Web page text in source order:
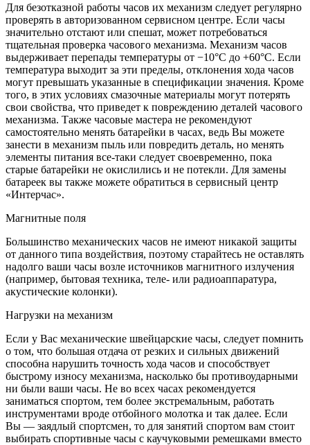
Для безотказной работы часов их механизм следует регулярно
проверять в авторизованном сервисном центре. Если часы
значительно отстают или спешат, может потребоваться
тщательная проверка часового механизма. Механизм часов
выдерживает перепады температуры от −10°C до +60°C. Если
температура выходит за эти пределы, отклонения хода часов
могут превышать указанные в спецификации значения. Кроме
того, в этих условиях смазочные материалы могут потерять
свои свойства, что приведет к повреждению деталей часового
механизма. Также часовые мастера не рекомендуют
самостоятельно менять батарейки в часах, ведь Вы можете
занести в механизм пыль или повредить деталь, но менять
элементы питания все-таки следует своевременно, пока
старые батарейки не окислились и не потекли. Для замены
батареек вы также можете обратиться в сервисный центр
«Интерчас».
Магнитные поля
Большинство механических часов не имеют никакой защиты
от данного типа воздействия, поэтому старайтесь не оставлять
надолго ваши часы возле источников магнитного излучения
(например, бытовая техника, теле- или радиоаппаратура,
акустические колонки).
Нагрузки на механизм
Если у Вас механические швейцарские часы, следует помнить
о том, что большая отдача от резких и сильных движений
способна нарушить точность хода часов и способствует
быстрому износу механизма, насколько бы противоударными
ни были ваши часы. Не во всех часах рекомендуется
заниматься спортом, тем более экстремальным, работать
инструментами вроде отбойного молотка и так далее. Если
Вы — заядлый спортсмен, то для занятий спортом вам стоит
выбирать спортивные часы с каучуковыми ремешками вместо